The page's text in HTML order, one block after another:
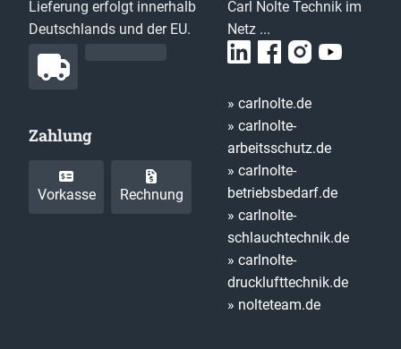
Lieferung erfolgt innerhalb
Deutschlands und der EU.
Zahlung
Vorkasse Rechnung
Carl Nolte Technik im
Netz ...
» carlnolte.de
» carlnolte-
arbeitsschutz.de
» carlnolte-
betriebsbedarf.de
» carlnolte-
schlauchtechnik.de
» carlnolte-
drucklufttechnik.de
» nolteteam.de